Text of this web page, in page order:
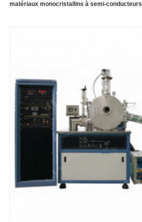
matériaux monocristallins à semi-conducteurs